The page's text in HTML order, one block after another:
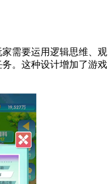
需要运用逻辑思维、观
。这种设计增加了游戏